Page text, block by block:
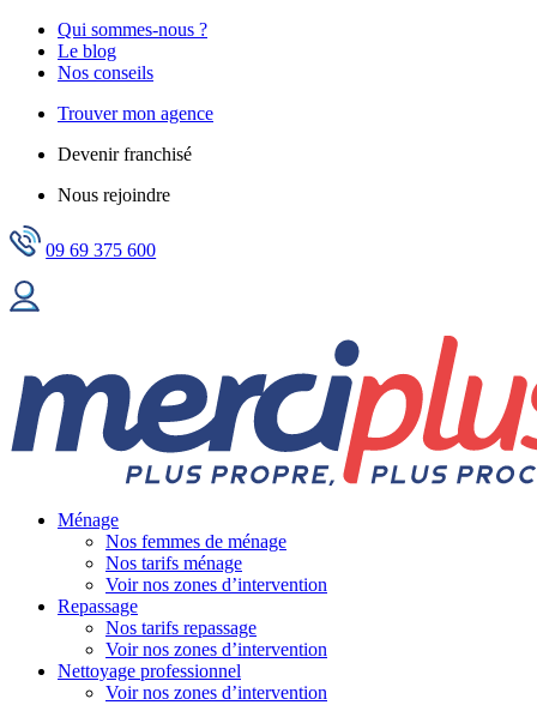
Qui sommes-nous ?
Le blog
Nos conseils
Trouver mon agence
Devenir franchisé
Nous rejoindre
09 69 375 600
Ménage
Nos femmes de ménage
Nos tarifs ménage
Voir nos zones d’intervention
Repassage
Nos tarifs repassage
Voir nos zones d’intervention
Nettoyage professionnel
Voir nos zones d’intervention